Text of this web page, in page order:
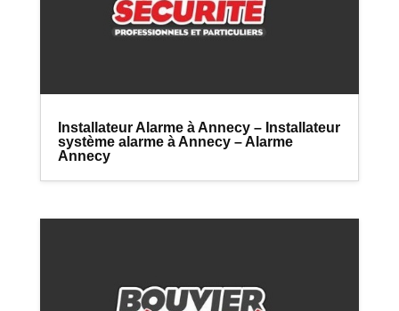
Installateur Alarme à Annecy – Installateur
système alarme à Annecy – Alarme
Annecy